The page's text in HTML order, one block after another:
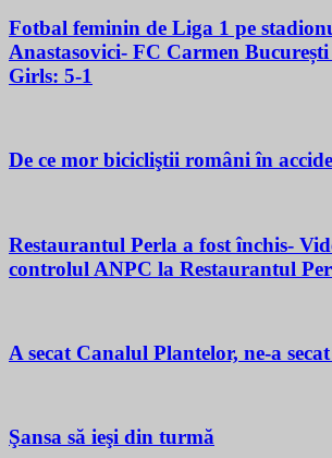
Fotbal feminin de Liga 1 pe
Anastasovici- FC Carmen
Girls: 5-1
De ce mor bicicliştii români în
Restaurantul Perla a fost închis-
controlul ANPC la Restaurantul
A secat Canalul Plantelor, ne-a
Şansa să ieşi din turmă